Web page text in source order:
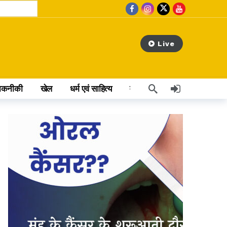
Live
खेल धर्म एवं साहित्य वेब स्टोरी अन्य खबर
नशा